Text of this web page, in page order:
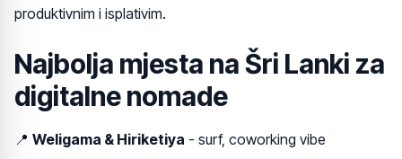
produktivnim i isplativim.
Najbolja mjesta na Šri Lanki za
digitalne nomade
📍 Weligama & Hiriketiya - surf, coworking vibe